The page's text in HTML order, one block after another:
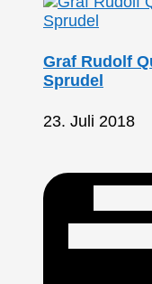
Graf Rudolf
Sprudel
23. Juli 2018